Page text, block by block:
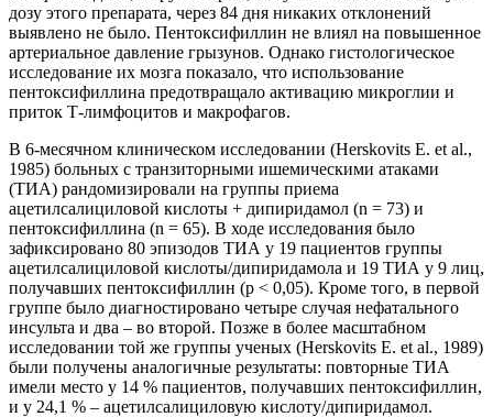
дозу этого препарата, через 84 дня никаких отклонений
выявлено не было. Пентоксифиллин не влиял на повышенное
артериальное давление грызунов. Однако гистологическое
исследование их мозга показало, что использование
пентоксифиллина предотвращало активацию микроглии и
приток Т-лимфоцитов и макрофагов.
В 6-месячном клиническом исследовании (Herskovits E. et al.,
1985) больных с транзиторными ишемическими атаками
(ТИА) рандомизировали на группы приема
ацетилсалициловой кислоты + дипиридамол (n = 73) и
пентоксифиллина (n = 65). В ходе исследования было
зафиксировано 80 эпизодов ТИА у 19 пациентов группы
ацетилсалициловой кислоты/дипиридамола и 19 ТИА у 9 лиц,
получавших пентоксифиллин (р < 0,05). Кроме того, в первой
группе было диагностировано четыре случая нефатального
инсульта и два – во второй. Позже в более масштабном
исследовании той же группы ученых (Herskovits E. et al., 1989)
были получены аналогичные результаты: повторные ТИА
имели место у 14 % пациентов, получавших пентоксифиллин,
и у 24,1 % – ацетилсалициловую кислоту/дипиридамол.